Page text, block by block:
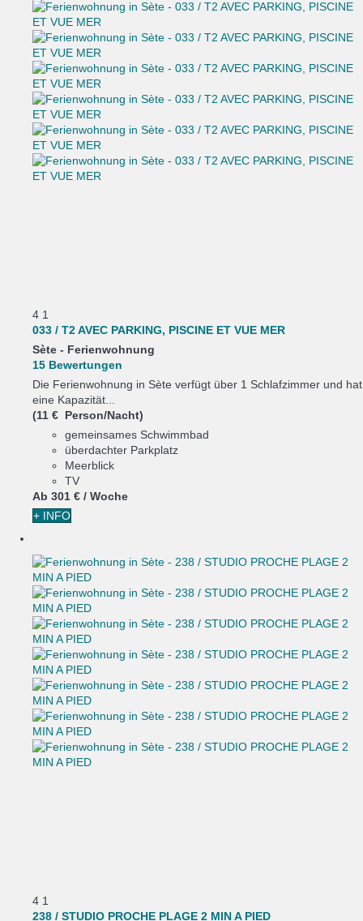
4 1
033 / T2 AVEC PARKING, PISCINE ET VUE MER
Sète - Ferienwohnung
15 Bewertungen
Die Ferienwohnung in Sète verfügt über 1 Schlafzimmer und hat
eine Kapazität...
(11 € Person/Nacht)
gemeinsames Schwimmbad
überdachter Parkplatz
Meerblick
TV
Ab 301 € / Woche
+ INFO
4 1
238 / STUDIO PROCHE PLAGE 2 MIN A PIED